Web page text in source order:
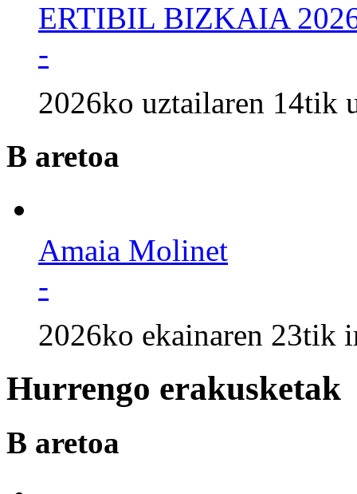
ERTIBIL BIZKAIA
-
2026ko uztailaren 14tik
B aretoa
Amaia Molinet
-
2026ko ekainaren 23tik
Hurrengo erakusketak
B aretoa